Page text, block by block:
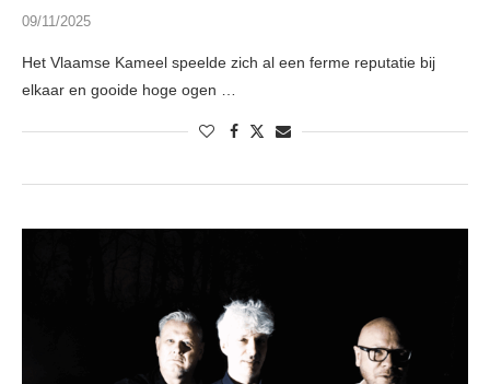
09/11/2025
Het Vlaamse Kameel speelde zich al een ferme reputatie bij
elkaar en gooide hoge ogen …